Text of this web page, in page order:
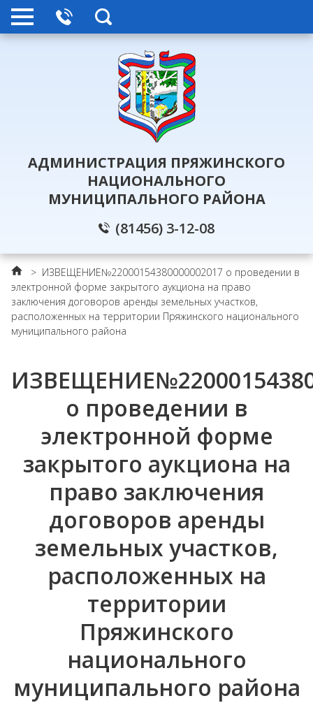
АДМИНИСТРАЦИЯ ПРЯЖИНСКОГО
НАЦИОНАЛЬНОГО
МУНИЦИПАЛЬНОГО РАЙОНА
(81456) 3-12-08
> ИЗВЕЩЕНИЕ№22000154380000002017 о проведении в
электронной форме закрытого аукциона на право
заключения договоров аренды земельных участков,
расположенных на территории Пряжинского национального
муниципального района
о проведении в
электронной форме
закрытого аукциона на
право заключения
договоров аренды
земельных участков,
расположенных на
территории
Пряжинского
национального
муниципального района